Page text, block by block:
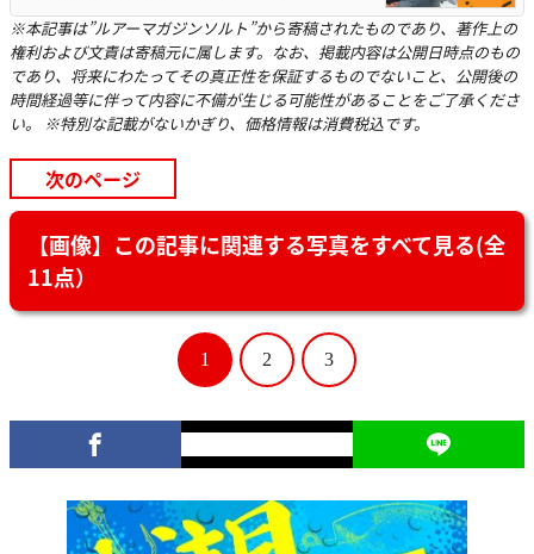
※本記事は”ルアーマガジンソルト”から寄稿されたものであり、著作上の
権利および文責は寄稿元に属します。なお、掲載内容は公開日時点のもの
であり、将来にわたってその真正性を保証するものでないこと、公開後の
時間経過等に伴って内容に不備が生じる可能性があることをご了承くださ
い。 ※特別な記載がないかぎり、価格情報は消費税込です。
次のページ
【画像】この記事に関連する写真をすべて見る(全
11点）
1 2 3